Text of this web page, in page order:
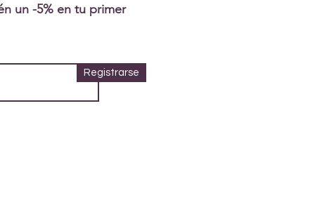
un -5% en tu primer
Registrarse